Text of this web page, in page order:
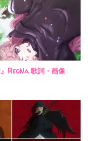
ReoNa 歌詞・画像